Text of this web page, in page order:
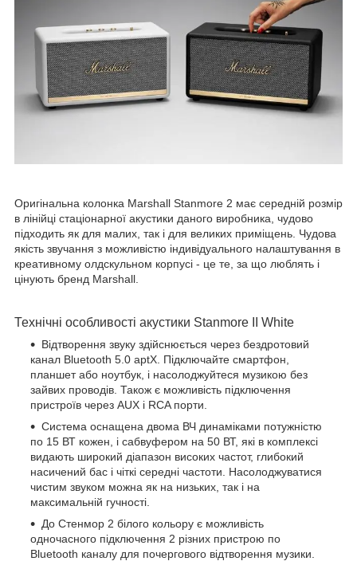
Оригінальна колонка Marshall Stanmore 2 має середній розмір
в лінійці стаціонарної акустики даного виробника, чудово
підходить як для малих, так і для великих приміщень. Чудова
якість звучання з можливістю індивідуального налаштування в
креативному олдскульном корпусі - це те, за що люблять і
цінують бренд Marshall.
Технічні особливості акустики Stanmore II White
Відтворення звуку здійснюється через бездротовий
канал Bluetooth 5.0 aptX. Підключайте смартфон,
планшет або ноутбук, і насолоджуйтеся музикою без
зайвих проводів. Також є можливість підключення
пристроїв через AUX і RCA порти.
Система оснащена двома ВЧ динаміками потужністю
по 15 ВТ кожен, і сабвуфером на 50 ВТ, які в комплексі
видають широкий діапазон високих частот, глибокий
насичений бас і чіткі середні частоти. Насолоджуватися
чистим звуком можна як на низьких, так і на
максимальній гучності.
До Стенмор 2 білого кольору є можливість
одночасного підключення 2 різних пристрою по
Bluetooth каналу для почергового відтворення музики.